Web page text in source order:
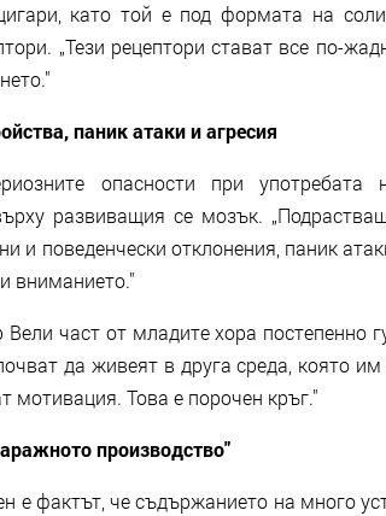
като той е под формата на
„Тези рецептори стават все по-
паник атаки и агресия
опасности при
развиващия се мозък.
и поведенчески отклонения, паник
вниманието."
част от младите хора постепенно
да живеят в друга среда, която
мотивация. Това е порочен кръг."
производство"
е фактът, че съдържанието на много